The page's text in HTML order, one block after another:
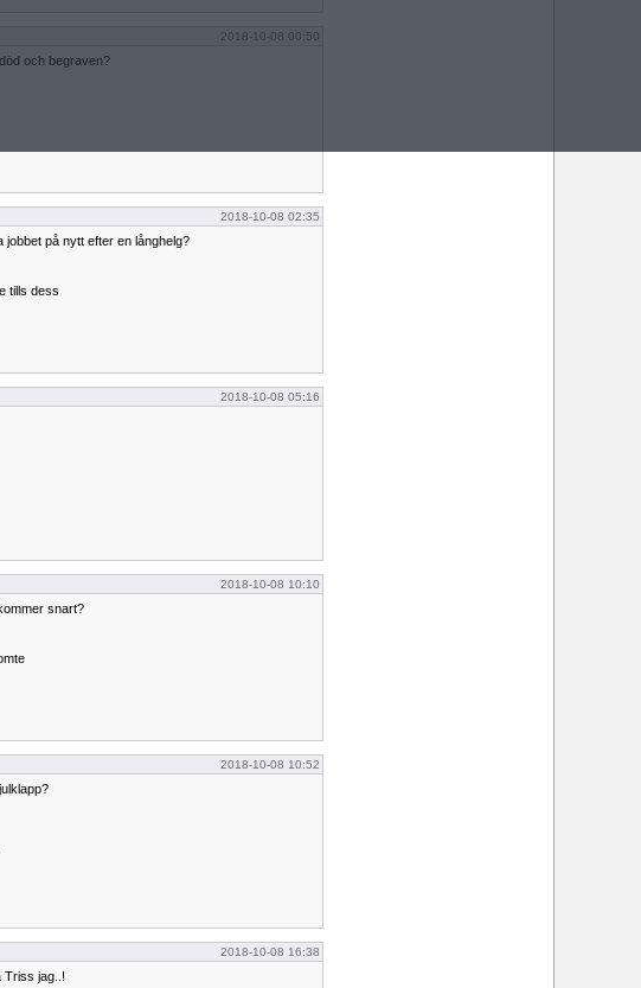
2018-10-08 00:50
och begraven?
2018-10-08 02:35
jobbet på nytt efter en långhelg?
tills dess
2018-10-08 05:16
2018-10-08 10:10
snart?
2018-10-08 10:52
2018-10-08 16:38
Triss jag..!